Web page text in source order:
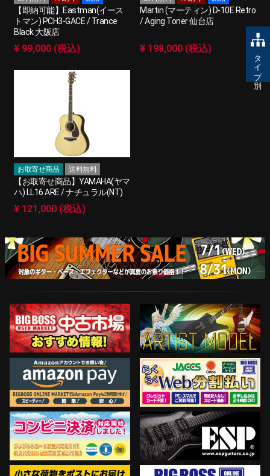
タイプ別
【即納可能】Eastman(イース
トマン) PCH3-GACE / Trance
Black 大阪店
¥ 99,000 (税込)
Martin (マーティン) D-10E Retro
/ Aging Toner 仙台店
¥ 198,000 (税込)
お取寄せ商品 送料無料
【お取寄せ商品】YAMAHA(ヤマ
ハ) LL16 ARE / ナチュラル(NT)
¥ 121,000 (税込)